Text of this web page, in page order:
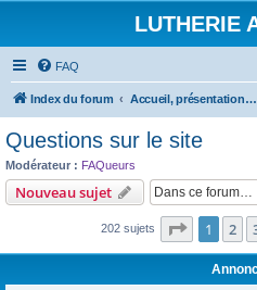
LUTHERIE
FAQ
Index du forum Accueil, présentations et informations
Questions sur le site
Modérateur : FAQueurs
Nouveau sujet
202 sujets Page 1
1 2